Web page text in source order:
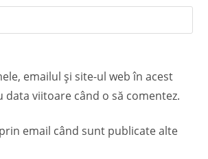
emailul și site-ul web în acest
viitoare când o să comentez.
email când sunt publicate alte